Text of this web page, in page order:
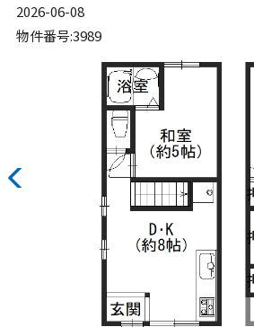
2026-06-08
物件番号:3989